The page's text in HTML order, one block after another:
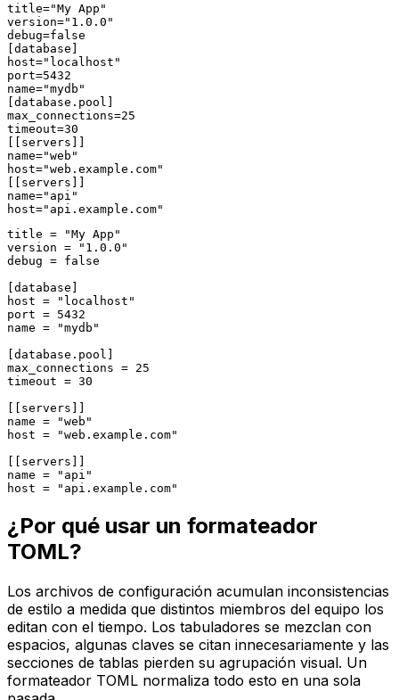
title="My App"
version="1.0.0"
debug=false
[database]
host="localhost"
port=5432
name="mydb"
[database.pool]
max_connections=25
timeout=30
[[servers]]
name="web"
host="web.example.com"
[[servers]]
name="api"
host="api.example.com"
title = "My App"
version = "1.0.0"
debug = false
[database]
host = "localhost"
port = 5432
name = "mydb"
[database.pool]
max_connections = 25
timeout = 30
[[servers]]
name = "web"
host = "web.example.com"
[[servers]]
name = "api"
host = "api.example.com"
¿Por qué usar un formateador
TOML?
Los archivos de configuración acumulan inconsistencias
de estilo a medida que distintos miembros del equipo los
editan con el tiempo. Los tabuladores se mezclan con
espacios, algunas claves se citan innecesariamente y las
secciones de tablas pierden su agrupación visual. Un
formateador TOML normaliza todo esto en una sola